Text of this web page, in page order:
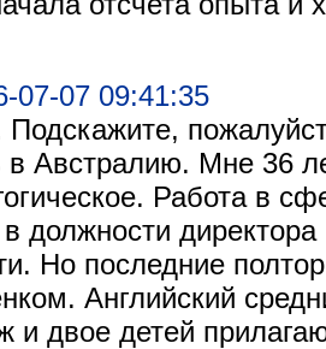
07-07 09:41:35
в Австралию. Мне 36
Работа в
должности директора
Но последние
Английский
и двое детей